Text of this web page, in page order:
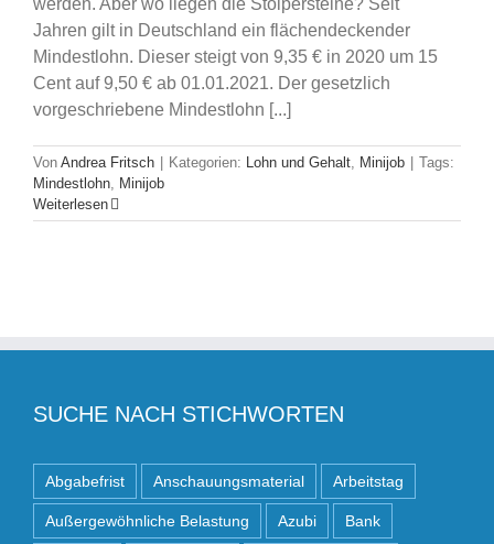
Jahren gilt in Deutschland ein flächendeckender
Mindestlohn. Dieser steigt von 9,35 € in 2020 um 15
Cent auf 9,50 € ab 01.01.2021. Der gesetzlich
vorgeschriebene Mindestlohn [...]
Von Andrea Fritsch Kategorien: Lohn und Gehalt Minijob
Tags:
Mindestlohn
Minijob
Weiterlesen
SUCHE NACH STICHWORTEN
Abgabefrist Anschauungsmaterial Arbeitstag
Außergewöhnliche Belastung Azubi Bank